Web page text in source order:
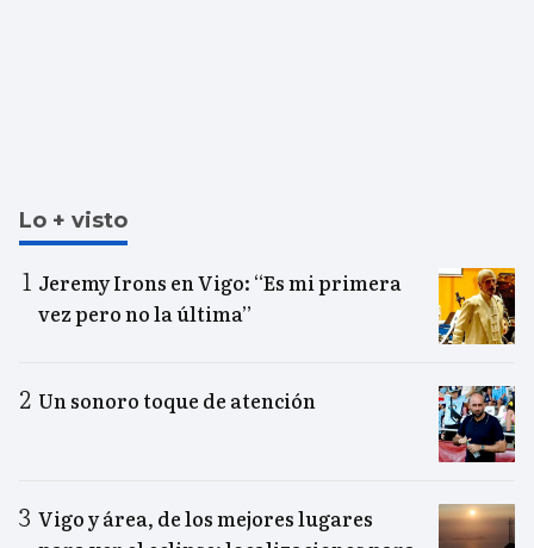
Lo + visto
Jeremy Irons en Vigo: “Es mi primera
vez pero no la última”
Un sonoro toque de atención
Vigo y área, de los mejores lugares